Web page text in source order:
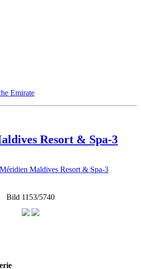
Emirate
Resort & Spa-3
Maldives Resort & Spa-3
Bild 1153/5740